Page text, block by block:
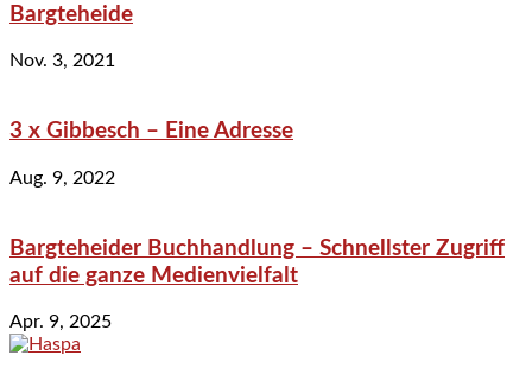
Bargteheide
Nov. 3, 2021
3 x Gibbesch – Eine Adresse
Aug. 9, 2022
Bargteheider Buchhandlung – Schnellster Zugriff
auf die ganze Medienvielfalt
Apr. 9, 2025